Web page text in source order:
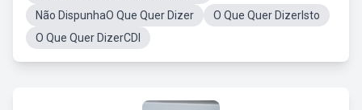
Não DispunhaO Que Quer Dizer
O Que Quer DizerIsto
O Que Quer DizerCDI